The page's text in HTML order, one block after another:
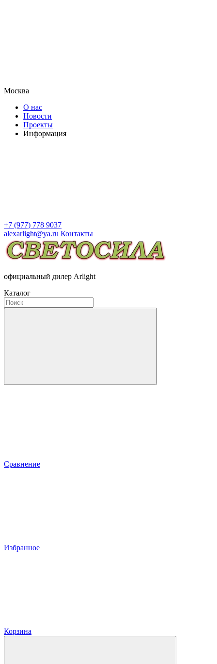
Москва
О нас
Новости
Проекты
Информация
+7 (977) 778 9037
alexarlight@ya.ru Контакты
официальный дилер Arlight
Каталог
Сравнение
Избранное
Корзина